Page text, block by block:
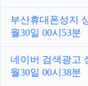
부산휴대폰성지
월30일 00시53분
네이버 검색광고
월30일 00시38분